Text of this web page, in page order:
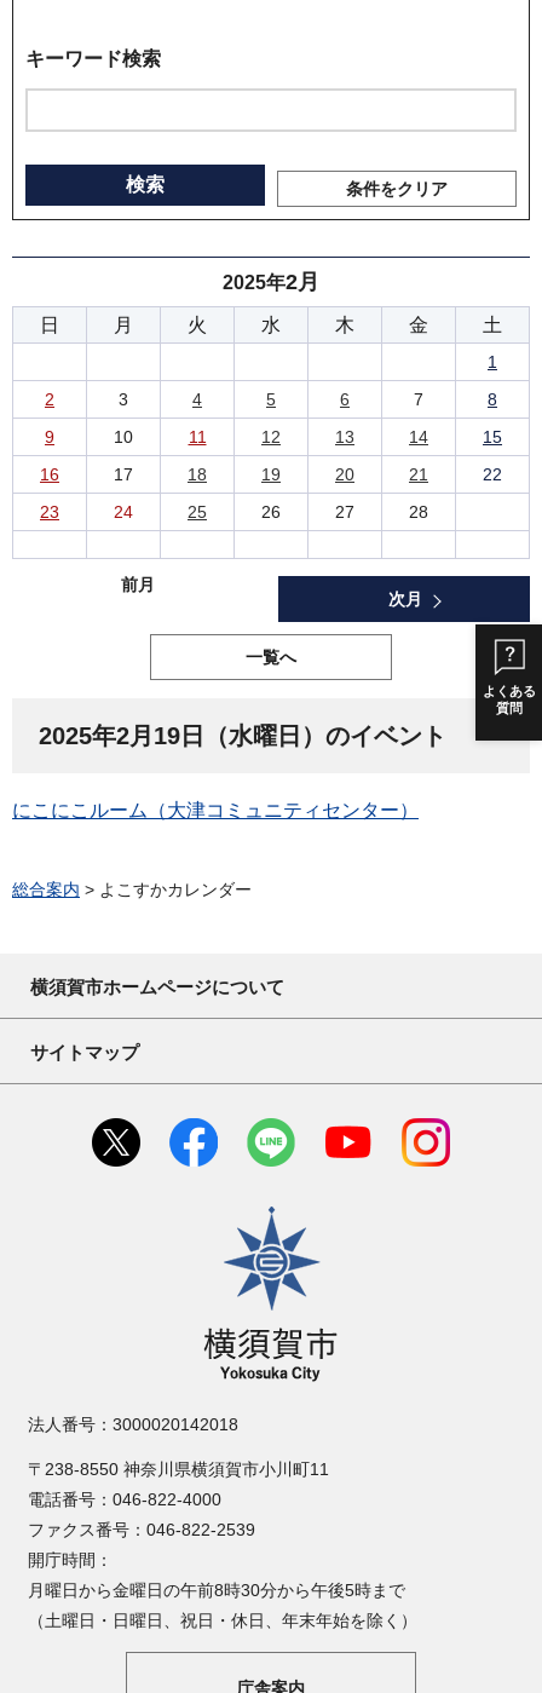
よくある
質問
キーワード検索
条件をクリア
2025年2月
日 月 火 水 木 金 土
1
2
3 4 5 6 7
8
9
10 11 12 13 14
15
16
17 18 19 20 21
22
23
24 25 26 27 28
前月
次月
一覧へ
2025年2月19日（水曜日）のイベント
にこにこルーム（大津コミュニティセンター）
総合案内 > よこすかカレンダー
横須賀市ホームページについて
サイトマップ
横須賀市
法人番号：3000020142018
〒238-8550 神奈川県横須賀市小川町11
電話番号：046-822-4000
ファクス番号：046-822-2539
開庁時間：
月曜日から金曜日の午前8時30分から午後5時まで
（土曜日・日曜日、祝日・休日、年末年始を除く）
庁舎案内